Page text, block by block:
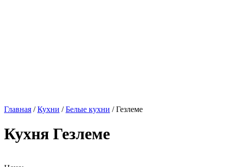
Главная /Кухни /Белые кухни / Гезлеме
Кухня Гезлеме